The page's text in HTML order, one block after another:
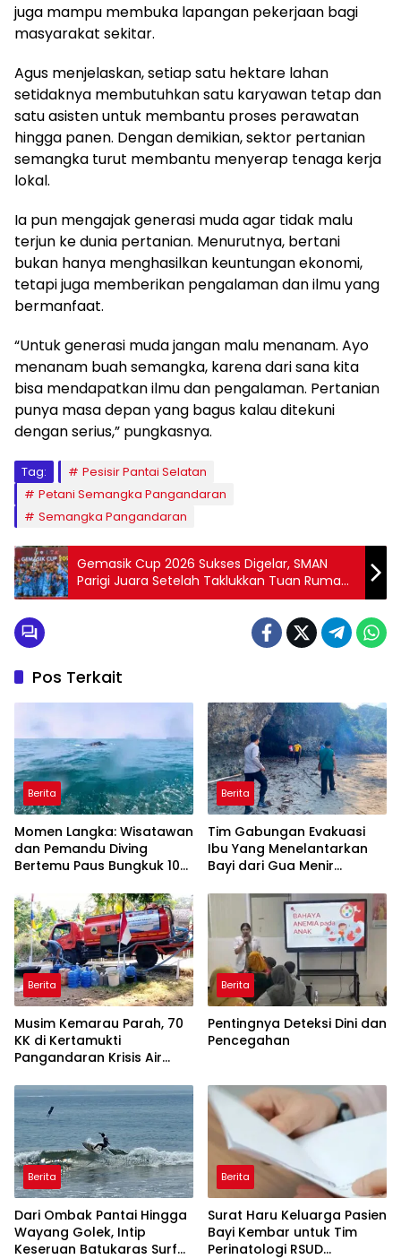
juga mampu membuka lapangan pekerjaan bagi
masyarakat sekitar.
Agus menjelaskan, setiap satu hektare lahan
setidaknya membutuhkan satu karyawan tetap dan
satu asisten untuk membantu proses perawatan
hingga panen. Dengan demikian, sektor pertanian
semangka turut membantu menyerap tenaga kerja
lokal.
Ia pun mengajak generasi muda agar tidak malu
terjun ke dunia pertanian. Menurutnya, bertani
bukan hanya menghasilkan keuntungan ekonomi,
tetapi juga memberikan pengalaman dan ilmu yang
bermanfaat.
“Untuk generasi muda jangan malu menanam. Ayo
menanam buah semangka, karena dari sana kita
bisa mendapatkan ilmu dan pengalaman. Pertanian
punya masa depan yang bagus kalau ditekuni
dengan serius,” pungkasnya.
Tag:
Pesisir Pantai Selatan
Petani Semangka Pangandaran
Semangka Pangandaran
Gemasik Cup 2026 Sukses Digelar, SMAN
Parigi Juara Setelah Taklukkan Tuan Rumah
MA Al Furqon Cimerak
Pos Terkait
Berita
Momen Langka: Wisatawan
dan Pemandu Diving
Bertemu Paus Bungkuk 10
Berita
Tim Gabungan Evakuasi
Ibu Yang Menelantarkan
Bayi dari Gua Menir
Pangandaran
Berita
Musim Kemarau Parah, 70
KK di Kertamukti
Pangandaran Krisis Air
BPBD Gerak Cepat
Berita
Pentingnya Deteksi Dini dan
Pencegahan
Berita
Dari Ombak Pantai Hingga
Wayang Golek, Intip
Keseruan Batukaras Surf
Berita
Surat Haru Keluarga Pasien
Bayi Kembar untuk Tim
Perinatologi RSUD